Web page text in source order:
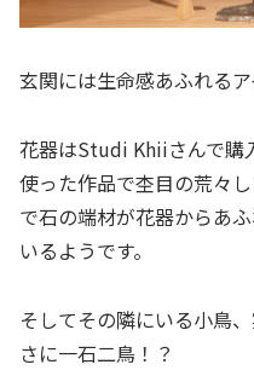
玄関には生命感あふれる
花器はStudi Khiiさんで購
使った作品で杢目の荒々
で石の端材が花器からあ
いるようです。
そしてその隣にいる小鳥
さに一石二鳥！？